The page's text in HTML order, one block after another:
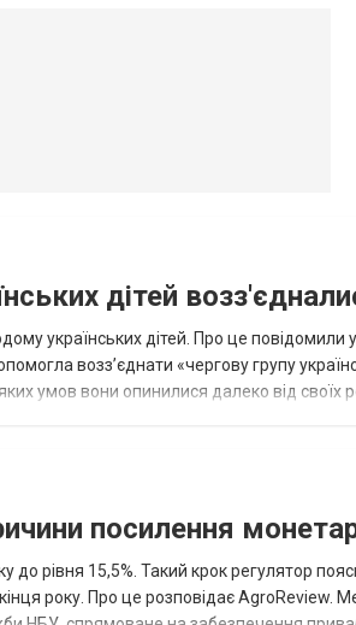
дітей
українських дітей. Про це повідомили
возз’єднати «чергову групу
яких умов вони опинилися далеко від
посилення
до рівня 15,5%. Такий крок регулятор
року. Про це розповідає AgroReview.